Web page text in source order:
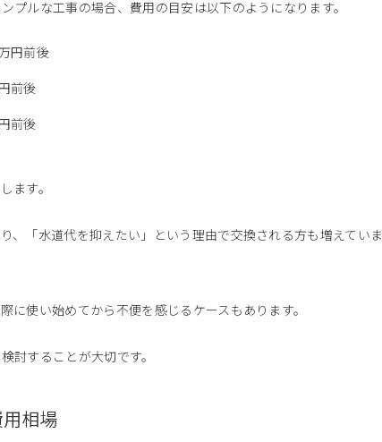
プルな工事の場合、費用の目安は以下のようになります。
円前後
前後
前後
ます。
、「水道代を抑えたい」という理由で交換される方も増えていま
に使い始めてから不便を感じるケースもあります。
討することが大切です。
相場